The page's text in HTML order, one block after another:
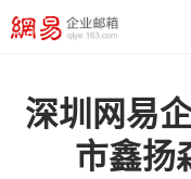
深圳网易
市鑫扬